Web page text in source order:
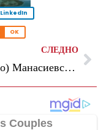
LinkedIn
OK
СЛЕДНО
(Видео) Манасиевски: Филипче беше фатен во „Крвави тендери”, набавка вредна 35 милиони евра, тој нема кредибилитет, да си поднесе оставка